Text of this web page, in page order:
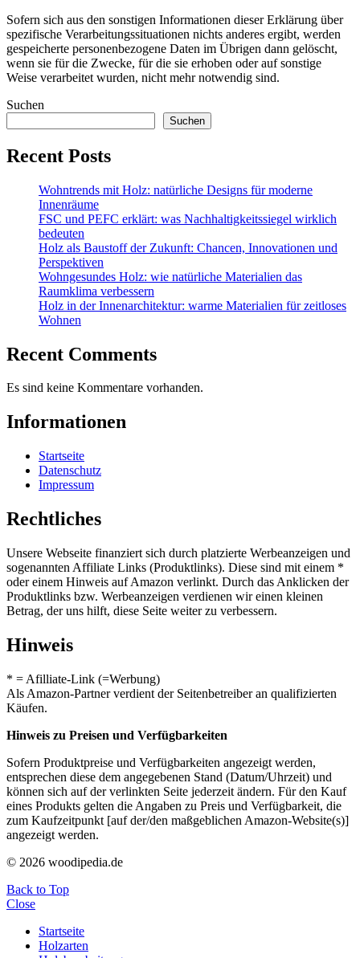
Sofern sich aus den sonstigen Informationen dieser Erklärung über
spezifische Verarbeitungssituationen nichts anderes ergibt, werden
gespeicherte personenbezogene Daten im Übrigen dann gelöscht,
wenn sie für die Zwecke, für die sie erhoben oder auf sonstige
Weise verarbeitet wurden, nicht mehr notwendig sind.
Suchen
Suchen
Recent Posts
Wohntrends mit Holz: natürliche Designs für moderne
Innenräume
FSC und PEFC erklärt: was Nachhaltigkeitssiegel wirklich
bedeuten
Holz als Baustoff der Zukunft: Chancen, Innovationen und
Perspektiven
Wohngesundes Holz: wie natürliche Materialien das
Raumklima verbessern
Holz in der Innenarchitektur: warme Materialien für zeitloses
Wohnen
Recent Comments
Es sind keine Kommentare vorhanden.
Informationen
Startseite
Datenschutz
Impressum
Rechtliches
Unsere Webseite finanziert sich durch platzierte Werbeanzeigen und
sogenannten Affiliate Links (Produktlinks). Diese sind mit einem *
oder einem Hinweis auf Amazon verlinkt. Durch das Anklicken der
Produktlinks bzw. Werbeanzeigen verdienen wir einen kleinen
Betrag, der uns hilft, diese Seite weiter zu verbessern.
Hinweis
* = Afilliate-Link (=Werbung)
Als Amazon-Partner verdient der Seitenbetreiber an qualifizierten
Käufen.
Hinweis zu Preisen und Verfügbarkeiten
Sofern Produktpreise und Verfügbarkeiten angezeigt werden,
entsprechen diese dem angegebenen Stand (Datum/Uhrzeit) und
können sich auf der verlinkten Seite jederzeit ändern. Für den Kauf
eines Produkts gelten die Angaben zu Preis und Verfügbarkeit, die
zum Kaufzeitpunkt [auf der/den maßgeblichen Amazon-Website(s)]
angezeigt werden.
© 2026 woodipedia.de
Back to Top
Close
Startseite
Holzarten